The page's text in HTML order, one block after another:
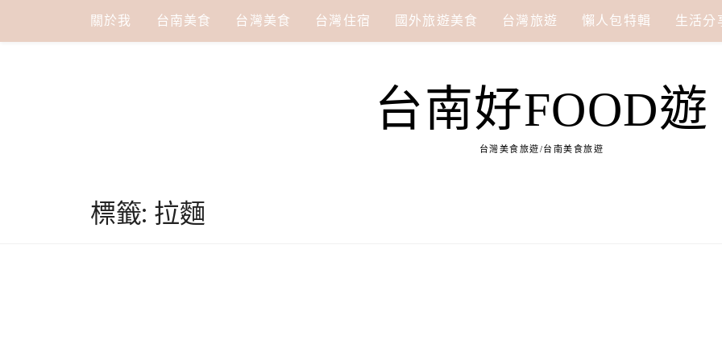
關於我 台南美食 台灣美食 台灣住宿 國外旅遊美食 台灣旅遊 懶人包特輯 生活分
台南好FOOD遊
台灣美食旅遊/台南美食旅遊
標籤: 拉麵